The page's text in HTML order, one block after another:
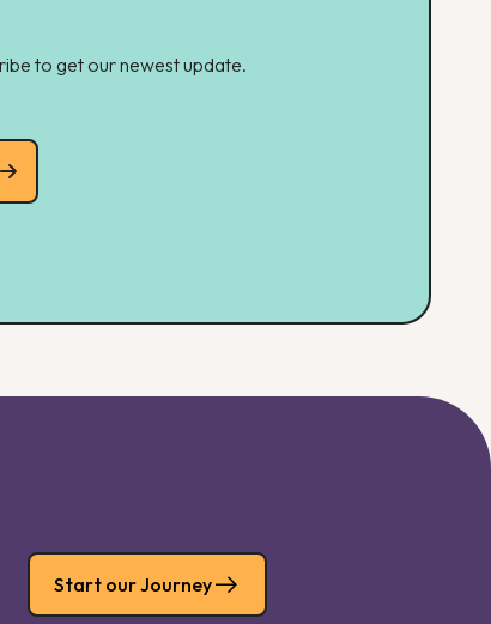
to get our newest update.
Start our Journey